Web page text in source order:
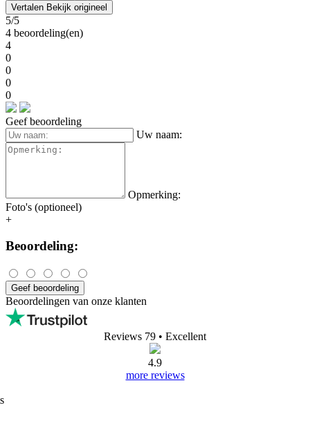
Vertalen Bekijk origineel
5/5
4 beoordeling(en)
4
0
0
0
0
Geef beoordeling
Uw naam:
Opmerking:
Foto's (optioneel)
+
Beoordeling:
Geef beoordeling
Beoordelingen van onze klanten
Reviews 79 • Excellent
4.9
more reviews